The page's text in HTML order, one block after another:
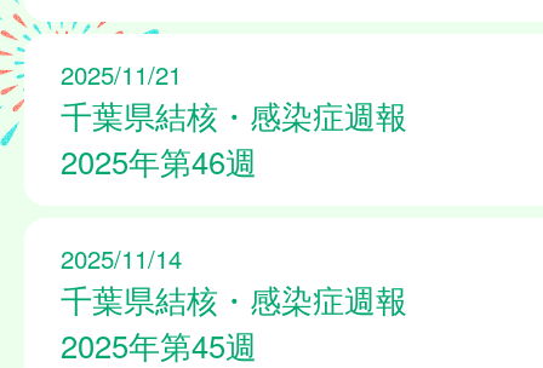
2025/11/21
千葉県結核・感染症週報
2025年第46週
2025/11/14
千葉県結核・感染症週報
2025年第45週